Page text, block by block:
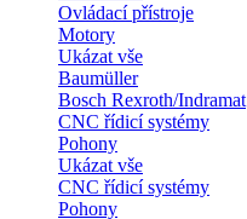
Ovládací přístroje
Motory
Ukázat vše
Baumüller
Bosch Rexroth/Indramat
CNC řídicí systémy
Pohony
Ukázat vše
CNC řídicí systémy
Pohony